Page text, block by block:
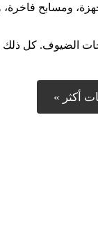
ومسابح
الضيوف. كل ذلك
أكثر »